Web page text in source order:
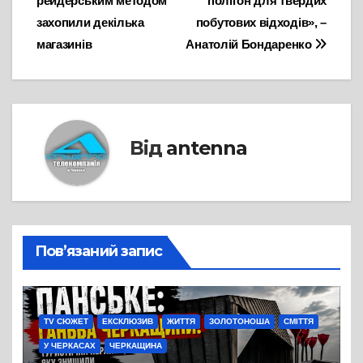
записів
побутових відходів», –
Анатолій Бондаренко
захопили декілька
магазинів
Від antenna
Пов’язаний запис
TV СЮЖЕТ ЕКСКЛЮЗИВ ЖИТТЯ ЗОЛОТОНОША СМІТТЯ
У ЧЕРКАСАХ ЧЕРКАЩИНА